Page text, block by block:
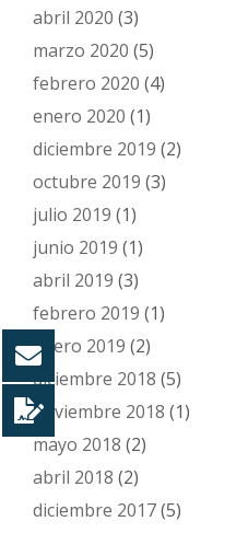
abril 2020 (3)
marzo 2020 (5)
febrero 2020 (4)
enero 2020 (1)
diciembre 2019 (2)
octubre 2019 (3)
julio 2019 (1)
junio 2019 (1)
abril 2019 (3)
febrero 2019 (1)
enero 2019 (2)
diciembre 2018 (5)
noviembre 2018 (1)
mayo 2018 (2)
abril 2018 (2)
diciembre 2017(5)